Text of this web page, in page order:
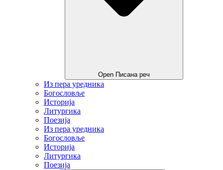
Open Писана реч
Из пера уредника
Богословље
Историја
Литургика
Поезија
Из пера уредника
Богословље
Историја
Литургика
Поезија